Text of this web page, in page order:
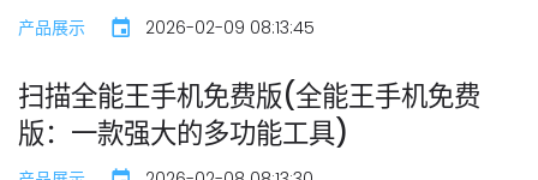
产品展示 2026-02-09 08:13:45
扫描全能王手机免费版(全能王手机免费
版：一款强大的多功能工具)